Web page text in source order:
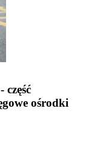
część
ośrodki